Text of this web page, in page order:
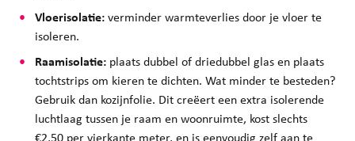
Vloerisolatie: verminder warmteverlies door je vloer te
isoleren.
Raamisolatie: plaats dubbel of driedubbel glas en plaats
tochtstrips om kieren te dichten. Wat minder te besteden?
Gebruik dan kozijnfolie. Dit creëert een extra isolerende
luchtlaag tussen je raam en woonruimte, kost slechts